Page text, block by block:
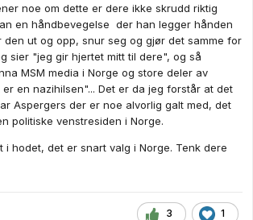
noe om dette er dere ikke skrudd riktig
en håndbevegelse der han legger hånden
den ut og opp, snur seg og gjør det samme for
sier "jeg gir hjertet mitt til dere", og så
MSM media i Norge og store deler av
en nazihilsen"... Det er da jeg forstår at det
Aspergers der er noe alvorlig galt med, det
politiske venstresiden i Norge.
i hodet, det er snart valg i Norge. Tenk dere
3 1